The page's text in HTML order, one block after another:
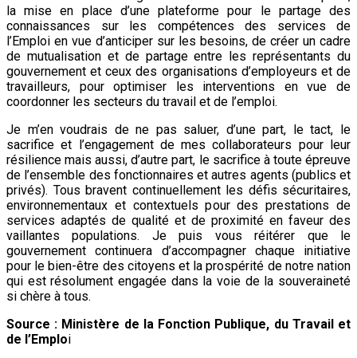
la mise en place d’une plateforme pour le partage des
connaissances sur les compétences des services de
l’Emploi en vue d’anticiper sur les besoins, de créer un cadre
de mutualisation et de partage entre les représentants du
gouvernement et ceux des organisations d’employeurs et de
travailleurs, pour optimiser les interventions en vue de
coordonner les secteurs du travail et de l’emploi.
Je m’en voudrais de ne pas saluer, d’une part, le tact, le
sacrifice et l’engagement de mes collaborateurs pour leur
résilience mais aussi, d’autre part, le sacrifice à toute épreuve
de l’ensemble des fonctionnaires et autres agents (publics et
privés). Tous bravent continuellement les défis sécuritaires,
environnementaux et contextuels pour des prestations de
services adaptés de qualité et de proximité en faveur des
vaillantes populations. Je puis vous réitérer que le
gouvernement continuera d’accompagner chaque initiative
pour le bien-être des citoyens et la prospérité de notre nation
qui est résolument engagée dans la voie de la souveraineté
si chère à tous.
Source : Ministère de la Fonction Publique, du Travail et
de l’Emploi